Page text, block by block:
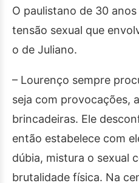
O paulistano de 30
tensão sexual que
o de Juliano.
– Lourenço sempre
seja com provocações,
brincadeiras. Ele
então estabelece com
dúbia, mistura o sexual
brutalidade física. Na